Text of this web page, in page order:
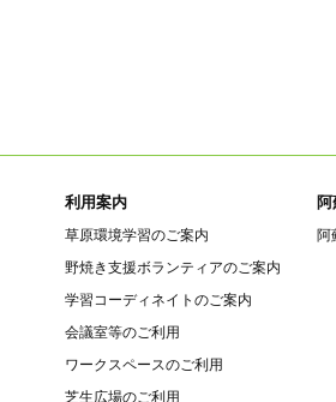
利用案内
草原環境学習のご案内
野焼き支援ボランティアのご案内
学習コーディネイトのご案内
会議室等のご利用
ワークスペースのご利用
芝生広場のご利用
阿